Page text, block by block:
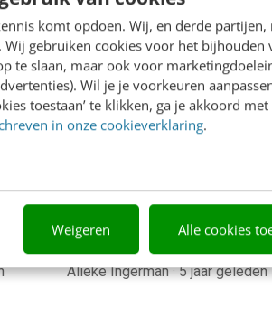
komt opdoen. Wij, en derde partijen,
gebruiken cookies voor het bijhouden
te slaan, maar ook voor
Wil je je voorkeuren
toestaan’ te klikken, ga je akkoord
in onze cookieverklaring.
Weigeren Alle cookies
mijn
ik
wat
het buitenland? Handige
voor een workation
Een vaste baan hebben
niet dat je niet kunt reizen,
reizen hoeft niet alleen maar
leve de lol te…
Alieke Ingerman· 5 jaar geleden